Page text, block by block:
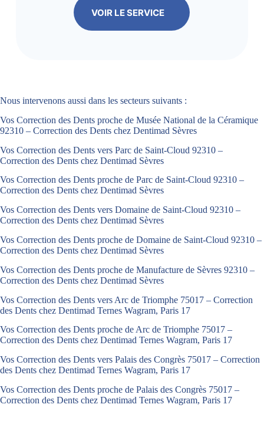
VOIR LE SERVICE
Nous intervenons aussi dans les secteurs suivants :
Vos Correction des Dents proche de Musée National de la Céramique
92310 – Correction des Dents chez Dentimad Sèvres
Vos Correction des Dents vers Parc de Saint-Cloud 92310 –
Correction des Dents chez Dentimad Sèvres
Vos Correction des Dents proche de Parc de Saint-Cloud 92310 –
Correction des Dents chez Dentimad Sèvres
Vos Correction des Dents vers Domaine de Saint-Cloud 92310 –
Correction des Dents chez Dentimad Sèvres
Vos Correction des Dents proche de Domaine de Saint-Cloud 92310 –
Correction des Dents chez Dentimad Sèvres
Vos Correction des Dents proche de Manufacture de Sèvres 92310 –
Correction des Dents chez Dentimad Sèvres
Vos Correction des Dents vers Arc de Triomphe 75017 – Correction
des Dents chez Dentimad Ternes Wagram, Paris 17
Vos Correction des Dents proche de Arc de Triomphe 75017 –
Correction des Dents chez Dentimad Ternes Wagram, Paris 17
Vos Correction des Dents vers Palais des Congrès 75017 – Correction
des Dents chez Dentimad Ternes Wagram, Paris 17
Vos Correction des Dents proche de Palais des Congrès 75017 –
Correction des Dents chez Dentimad Ternes Wagram, Paris 17